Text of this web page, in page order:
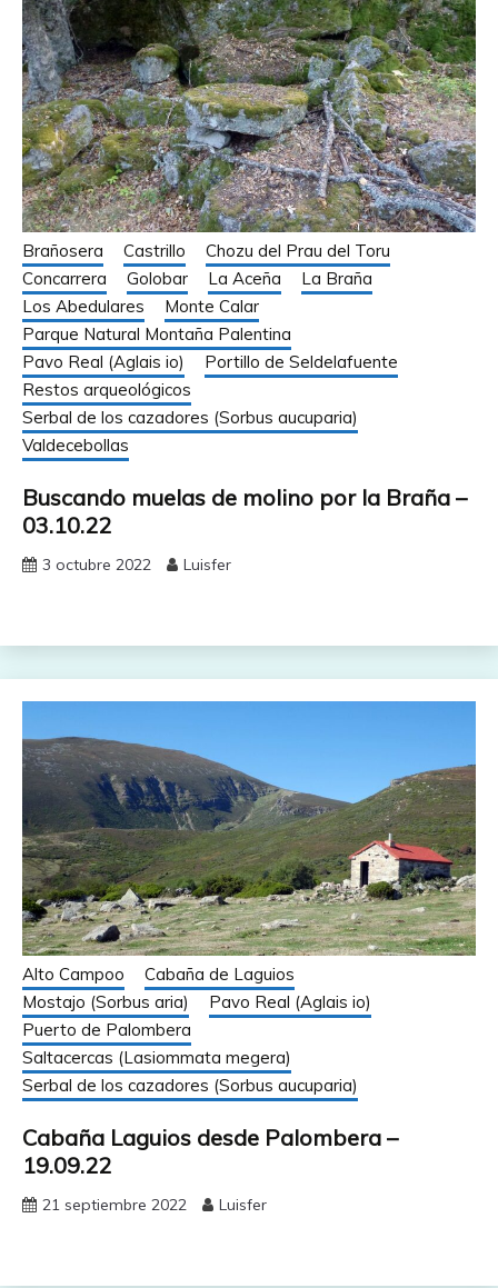
Brañosera Castrillo
Chozu del Prau del Toru
Concarrera
Golobar La Aceña
La Braña
Los Abedulares
Monte Calar
Parque Natural Montaña Palentina
Pavo Real (Aglais io)
Portillo de Seldelafuente
Restos arqueológicos
Serbal de los cazadores (Sorbus aucuparia)
Valdecebollas
Buscando muelas de molino por la Braña –
03.10.22
3 octubre 2022 Luisfer
Alto Campoo
Cabaña de Laguios
Mostajo (Sorbus aria)
Pavo Real (Aglais io)
Puerto de Palombera
Saltacercas (Lasiommata megera)
Serbal de los cazadores (Sorbus aucuparia)
Cabaña Laguios desde Palombera –
19.09.22
21 septiembre 2022 Luisfer